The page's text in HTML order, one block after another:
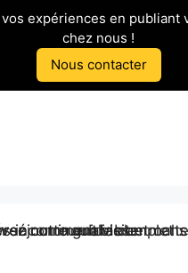
expériences en publiant
chez nous !
Nous contacter